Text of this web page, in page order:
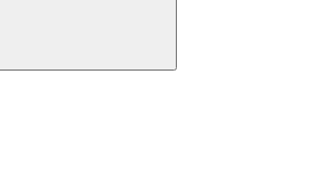
Buscar